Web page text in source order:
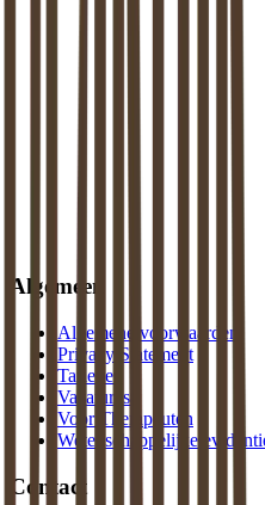
Algemeen
Algemene voorwaarden
Privacy Statement
Tarieven
Vacatures
Voor Therapeuten
Wetenschappelijke
Contact